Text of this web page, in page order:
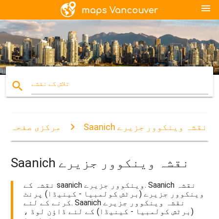
menu
search تلاش کے نقشے
مرکزی صفحہ Saanich نقشہ وینکوور جزیرے
Saanich نقشہ وینکوور جزیرے
نقشہ کے saanich وینکوور جزیرے. Saanich نقشہ
وینکوور جزیرے (برٹش کولمبیا - کینیڈا) پرنٹ
کرنے کے لئے. Saanich نقشہ وینکوور جزیرے
(برٹش کولمبیا - کینیڈا) کے لئے ڈاؤن لوڈ ،